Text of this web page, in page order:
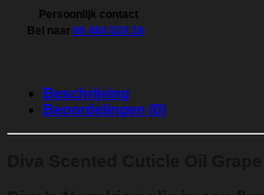
Persoonlijk contact
Bel naar 06 484 024 18
Beschrijving
Beoordelingen (0)